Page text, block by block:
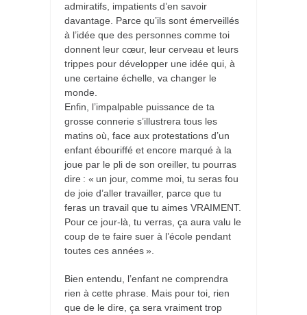
admiratifs, impatients d’en savoir
davantage. Parce qu’ils sont émerveillés
à l’idée que des personnes comme toi
donnent leur cœur, leur cerveau et leurs
trippes pour développer une idée qui, à
une certaine échelle, va changer le
monde.
Enfin, l’impalpable puissance de ta
grosse connerie s’illustrera tous les
matins où, face aux protestations d’un
enfant ébouriffé et encore marqué à la
joue par le pli de son oreiller, tu pourras
dire : « un jour, comme moi, tu seras fou
de joie d’aller travailler, parce que tu
feras un travail que tu aimes VRAIMENT.
Pour ce jour-là, tu verras, ça aura valu le
coup de te faire suer à l’école pendant
toutes ces années ».
Bien entendu, l’enfant ne comprendra
rien à cette phrase. Mais pour toi, rien
que de le dire, ça sera vraiment trop